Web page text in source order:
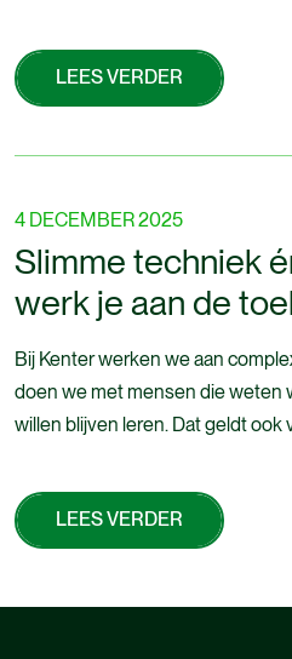
het project bij
blijkt niet alleen technisch
waardevol.
LEES VERDER
4 DECEMBER 2025
Slimme techniek
werk je aan de
Bij Kenter werken we aan
doen we met mensen die weten
willen blijven leren. Dat geldt ook
batterijsysteem bij Moba Group
waarin techniek, veiligheid en
“Het is techniek in beweging; je
LEES VERDER